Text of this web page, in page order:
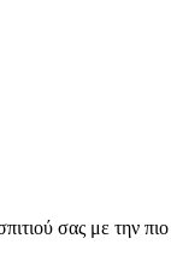
σας με την πιο